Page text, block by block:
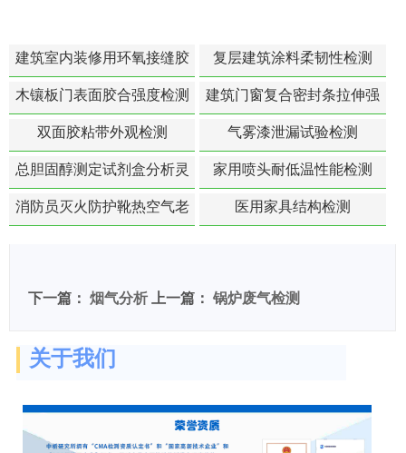
建筑室内装修用环氧接缝胶
苯含量检测
复层建筑涂料柔韧性检测
木镶板门表面胶合强度检测
建筑门窗复合密封条拉伸强
度-硬质塑料材料检测
双面胶粘带外观检测 气雾漆泄漏试验检测
总胆固醇测定试剂盒分析灵
敏度检测
家用喷头耐低温性能检测
消防员灭火防护靴热空气老
医用家具结构检测
下一篇： 烟气分析 上一篇： 锅炉废气检测
关于我们